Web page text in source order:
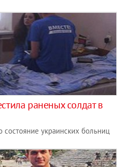
раненых солдат в
украинских больниц